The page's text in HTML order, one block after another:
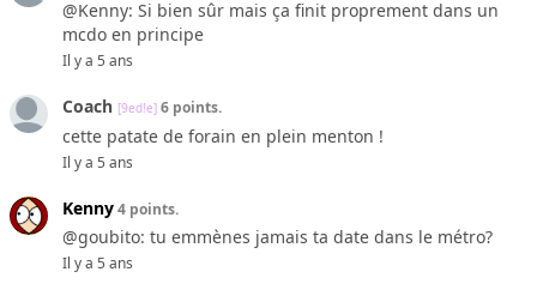
@Kenny: Si bien sûr mais ça finit proprement dans un
mcdo en principe
Il y a 5 ans
Coach [9ed!e] 6 points.
cette patate de forain en plein menton !
Il y a 5 ans
Kenny4 points.
@goubito: tu emmènes jamais ta date dans le métro?
Il y a 5 ans